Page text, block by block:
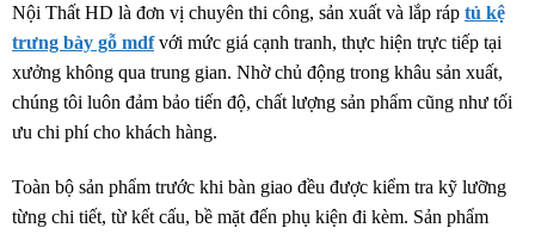
Nội Thất HD là đơn vị chuyên thi công, sản xuất và lắp ráp tủ kệ
trưng bày gỗ mdfvới mức giá cạnh tranh, thực hiện trực tiếp tại
xưởng không qua trung gian. Nhờ chủ động trong khâu sản xuất,
chúng tôi luôn đảm bảo tiến độ, chất lượng sản phẩm cũng như tối
ưu chi phí cho khách hàng.
Toàn bộ sản phẩm trước khi bàn giao đều được kiểm tra kỹ lưỡng
từng chi tiết, từ kết cấu, bề mặt đến phụ kiện đi kèm. Sản phẩm